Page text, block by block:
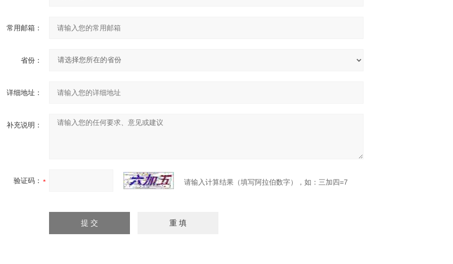
常用邮箱：
省份：
详细地址：
补充说明：
验证码： 请输入计算结果（填写阿拉伯数字），如：三加四=7